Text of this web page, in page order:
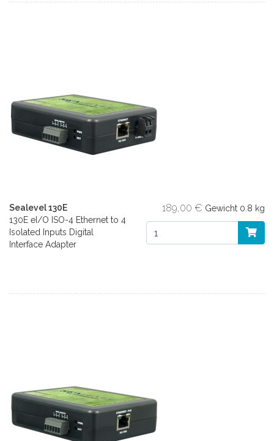
Sealevel 130E
130E eI/O ISO-4 Ethernet to 4
Isolated Inputs Digital
Interface Adapter
189,00 € Gewicht 0.8 kg